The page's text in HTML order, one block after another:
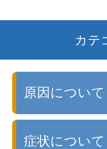
カテ
原因について
症状について